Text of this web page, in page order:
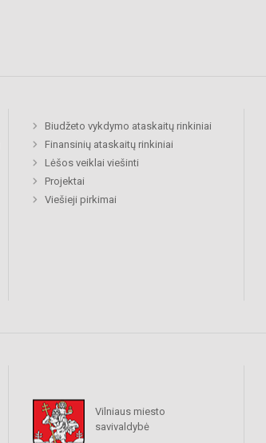
Biudžeto vykdymo ataskaitų rinkiniai
Finansinių ataskaitų rinkiniai
Lėšos veiklai viešinti
Projektai
Viešieji pirkimai
Vilniaus miesto
savivaldybė